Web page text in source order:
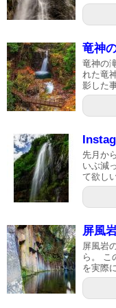
竜神
竜神の
れた竜
影した
先月か
いぶ減
て欲しい
屏風
屏風岩
ら。 こ
を実際